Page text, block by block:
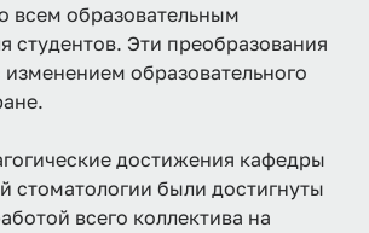
всем образовательным
студентов. Эти преобразования
образовательного
достижения кафедры
стоматологии были достигнуты
всего коллектива на